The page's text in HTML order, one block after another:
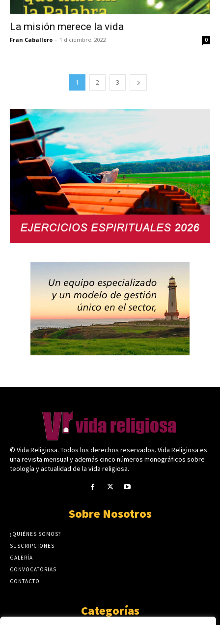
La misión merece la vida
Fran Caballero - 1 diciembre, 2022 0
1 2 3
© Vida Religiosa. Todos los derechos reservados. Vida Religiosa es
una revista mensual y además cinco números monográficos sobre
teología y actualidad de la vida religiosa.
Sobre Nosotros
¿QUIÉNES SOMOS?
SUSCRIPCIONES
GALERÍA
CONVOCATORIAS
CONTACTO
Categorías